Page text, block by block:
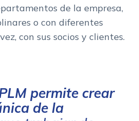
de la empresa,
o con diferentes
con sus socios y clientes.
permite crear
de la